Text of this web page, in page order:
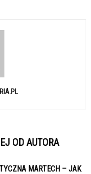
OD AUTORA
MARTECH – JAK